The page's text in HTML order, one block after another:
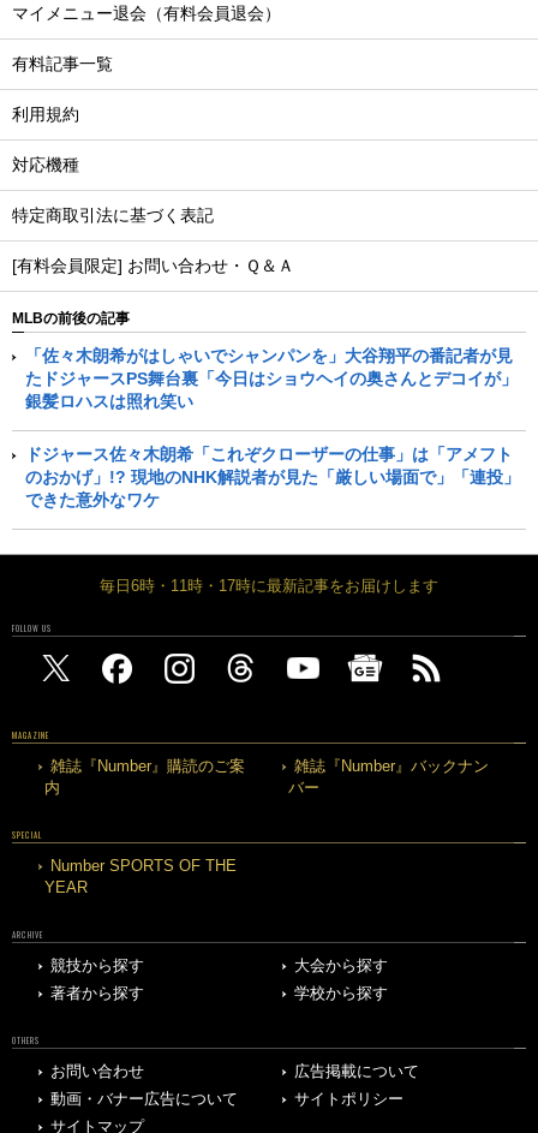
マイメニュー退会（有料会員退会）
有料記事一覧
利用規約
対応機種
特定商取引法に基づく表記
[有料会員限定] お問い合わせ・Ｑ＆Ａ
MLBの前後の記事
「佐々木朗希がはしゃいでシャンパンを」大谷翔平の番記者が見
たドジャースPS舞台裏「今日はショウヘイの奥さんとデコイが」
銀髪ロハスは照れ笑い
ドジャース佐々木朗希「これぞクローザーの仕事」は「アメフト
のおかげ」!? 現地のNHK解説者が見た「厳しい場面で」「連投」
できた意外なワケ
毎日6時・11時・17時に最新記事をお届けします
FOLLOW US
MAGAZINE
雑誌『Number』購読のご案
内
雑誌『Number』バックナン
バー
SPECIAL
Number SPORTS OF THE
YEAR
ARCHIVE
競技から探す
大会から探す
著者から探す
学校から探す
OTHERS
お問い合わせ
広告掲載について
動画・バナー広告について
サイトポリシー
サイトマップ